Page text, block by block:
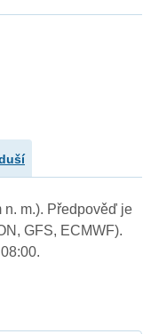
n. m.). Předpověď je
GFS, ECMWF).